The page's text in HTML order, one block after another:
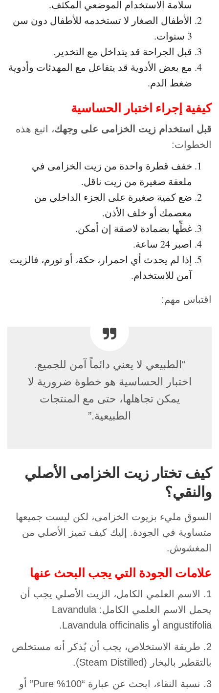
سلامة الاستخدام الموضعي المكثف.
الأطفال الصغار لا تستخدمه للأطفال دون سن
3 سنوات.
قبل الجراحة قد يتداخل مع التخدير.
مع بعض الأدوية قد يتفاعل مع المهدئات وأدوية
ضغط الدم.
كيفية إجراء اختبار الحساسية
قبل استخدام زيت الخزامى على وجهك، اتبع هذه
الخطوات:
خفف قطرة واحدة من زيت الخزامى في
ملعقة صغيرة من زيت ناقل.
ضع كمية صغيرة على الجزء الداخلي من
معصمك أو خلف الأذن.
غطِّها بضمادة لاصقة إن أمكن.
اصبر 24 ساعة.
إذا لم يحدث أي احمرار، حكة، أو تورم، فالزيت
آمن للاستخدام.
اقتباس مهم:
“الطبيعي لا يعني دائماً آمن للجميع.
اختبار الحساسية هو خطوة ضرورية لا
يمكن تجاهلها، حتى مع المنتجات
الطبيعية.”
كيف تختار زيت الخزامى الأصلي
والنقي؟
السوق مليء بزيوت الخزامى، لكن ليست جميعها
متساوية في الجودة. إليك كيف تميز الأصلي من
المغشوش.
علامات الجودة التي يجب البحث عنها
1. الاسم العلمي الكامل، الزيت الأصلي يجب أن
يحمل الاسم العلمي الكامل: Lavandula
angustifolia أو Lavandula officinalis.
2. طريقة الاستخلاص، يجب أن يُذكر أنه مستخلص
بالتقطير بالبخار (Steam Distilled).
3. نسبة النقاء، ابحث عن عبارة “100% Pure” أو